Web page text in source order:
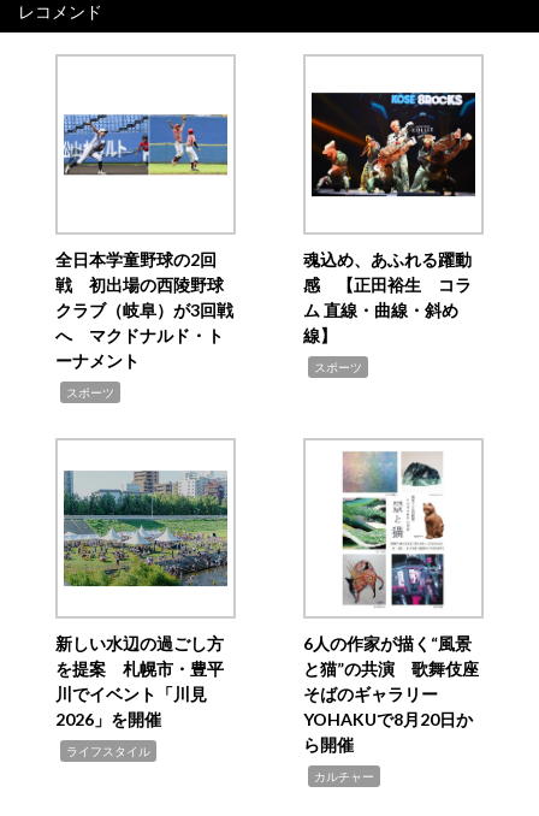
レコメンド
全日本学童野球の2回
戦 初出場の西陵野球
クラブ（岐阜）が3回戦
へ マクドナルド・ト
ーナメント
スポーツ
魂込め、あふれる躍動
感 【正田裕生 コラ
ム 直線・曲線・斜め
線】
スポーツ
新しい水辺の過ごし方
を提案 札幌市・豊平
川でイベント「川見
2026」を開催
ライフスタイル
6人の作家が描く“風景
と猫”の共演 歌舞伎座
そばのギャラリー
YOHAKUで8月20日か
ら開催
カルチャー